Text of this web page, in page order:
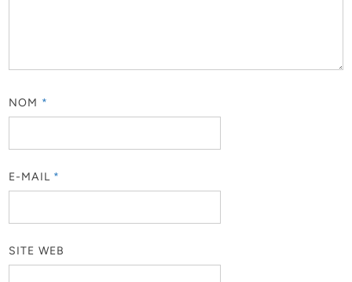
NOM *
E-MAIL *
SITE WEB